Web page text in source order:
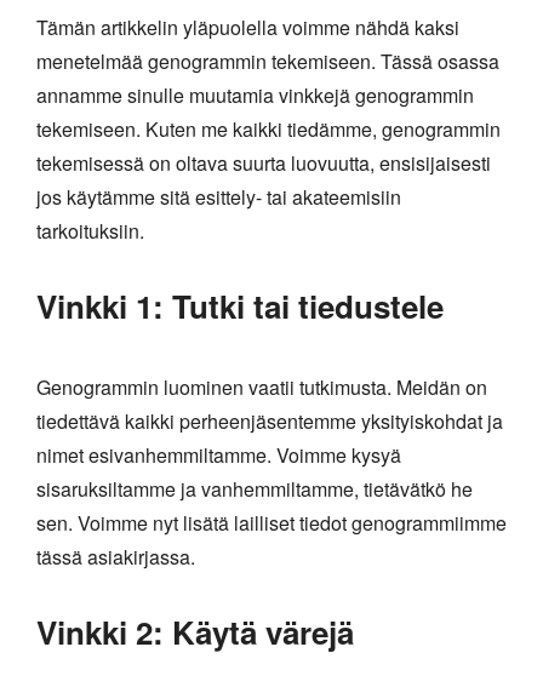
Tämän artikkelin yläpuolella voimme nähdä kaksi
menetelmää genogrammin tekemiseen. Tässä osassa
annamme sinulle muutamia vinkkejä genogrammin
tekemiseen. Kuten me kaikki tiedämme, genogrammin
tekemisessä on oltava suurta luovuutta, ensisijaisesti
jos käytämme sitä esittely- tai akateemisiin
tarkoituksiin.
Vinkki 1: Tutki tai tiedustele
Genogrammin luominen vaatii tutkimusta. Meidän on
tiedettävä kaikki perheenjäsentemme yksityiskohdat ja
nimet esivanhemmiltamme. Voimme kysyä
sisaruksiltamme ja vanhemmiltamme, tietävätkö he
sen. Voimme nyt lisätä lailliset tiedot genogrammiimme
tässä asiakirjassa.
Vinkki 2: Käytä värejä